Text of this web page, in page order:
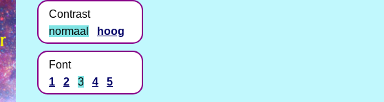
Contrast
normaal
hoog
Font
1
2 3 4 5